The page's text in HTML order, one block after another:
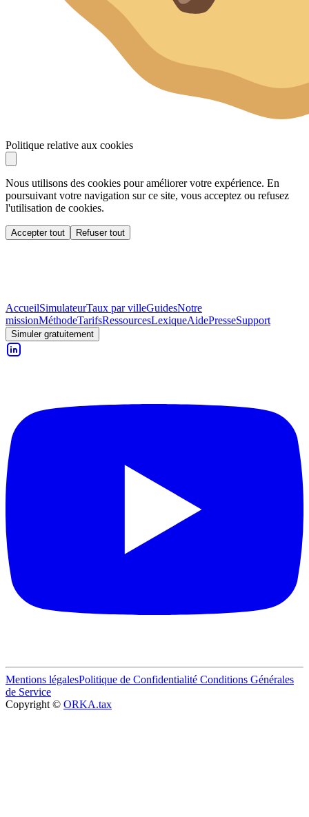
Politique relative aux cookies
Nous utilisons des cookies pour améliorer votre expérience. En
poursuivant votre navigation sur ce site, vous acceptez ou refusez
l'utilisation de cookies.
Accepter tout Refuser tout
AccueilSimulateurTaux par villeGuidesNotre
missionMéthodeTarifsRessourcesLexiqueAidePresseSupport
Simuler gratuitement
Mentions légalesPolitique de Confidentialité Conditions Générales
de Service
Copyright © ORKA.tax